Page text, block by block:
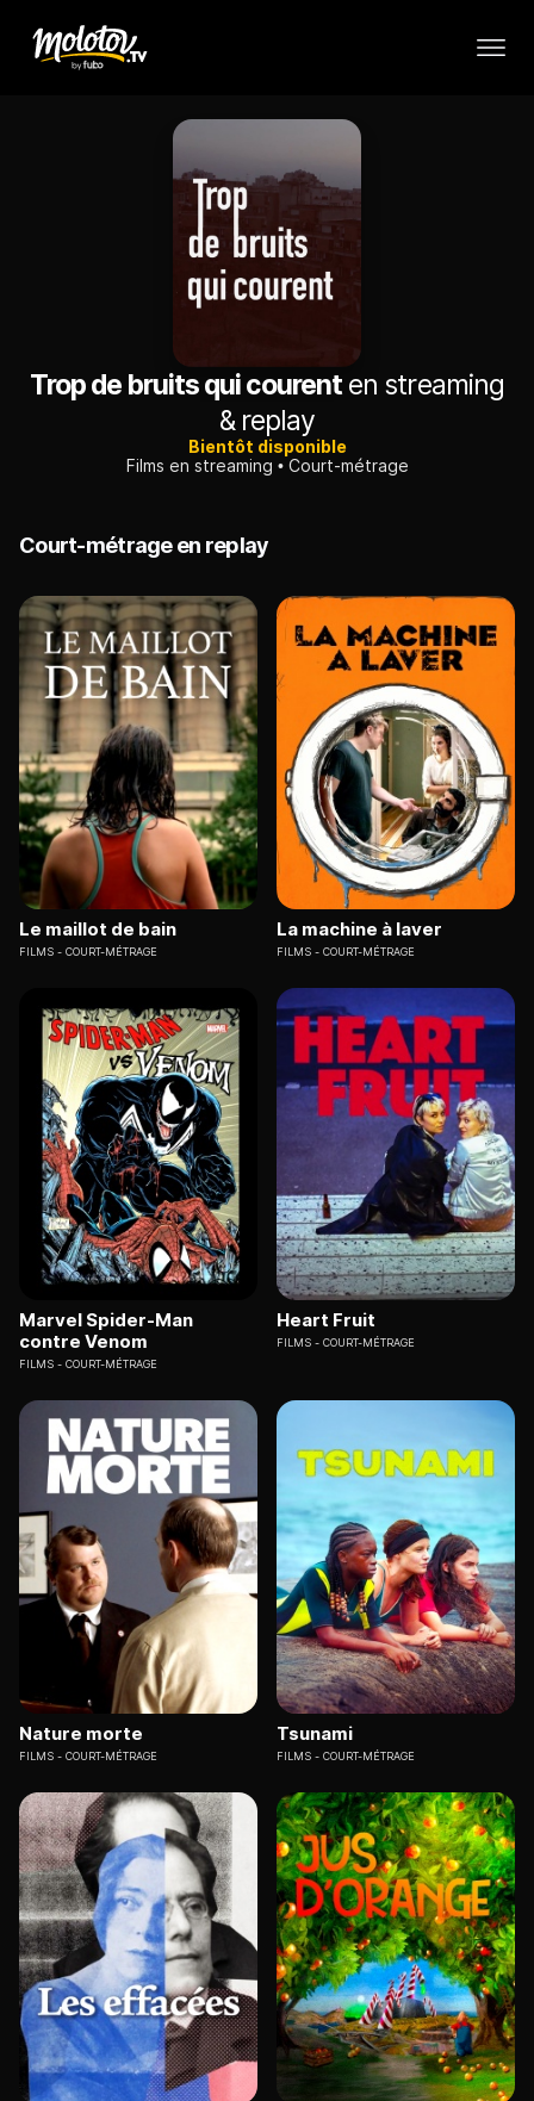
Trop de bruits qui courenten streaming
& replay
Bientôt disponible
Films en streaming
Court-métrage
Court-métrage en replay
Le maillot de bain
FILMS COURT-MÉTRAGE
La machine à laver
FILMS COURT-MÉTRAGE
Marvel Spider-Man
contre Venom
FILMS COURT-MÉTRAGE
Heart Fruit
FILMS COURT-MÉTRAGE
Nature morte
FILMS COURT-MÉTRAGE
Tsunami
FILMS COURT-MÉTRAGE